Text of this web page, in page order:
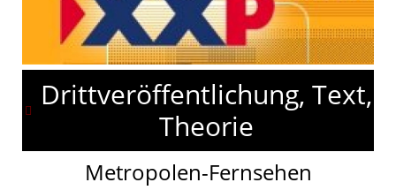
Drittveröffentlichung, Text,
Theorie
Metropolen-Fernsehen